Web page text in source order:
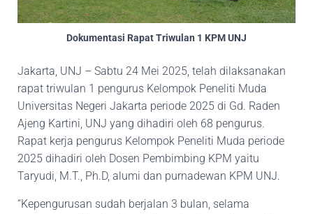
Dokumentasi Rapat Triwulan 1 KPM UNJ
Jakarta, UNJ – Sabtu 24 Mei 2025, telah dilaksanakan
rapat triwulan 1 pengurus Kelompok Peneliti Muda
Universitas Negeri Jakarta periode 2025 di Gd. Raden
Ajeng Kartini, UNJ yang dihadiri oleh 68 pengurus.
Rapat kerja pengurus Kelompok Peneliti Muda periode
2025 dihadiri oleh Dosen Pembimbing KPM yaitu
Taryudi, M.T., Ph.D, alumi dan purnadewan KPM UNJ.
“Kepengurusan sudah berjalan 3 bulan, selama